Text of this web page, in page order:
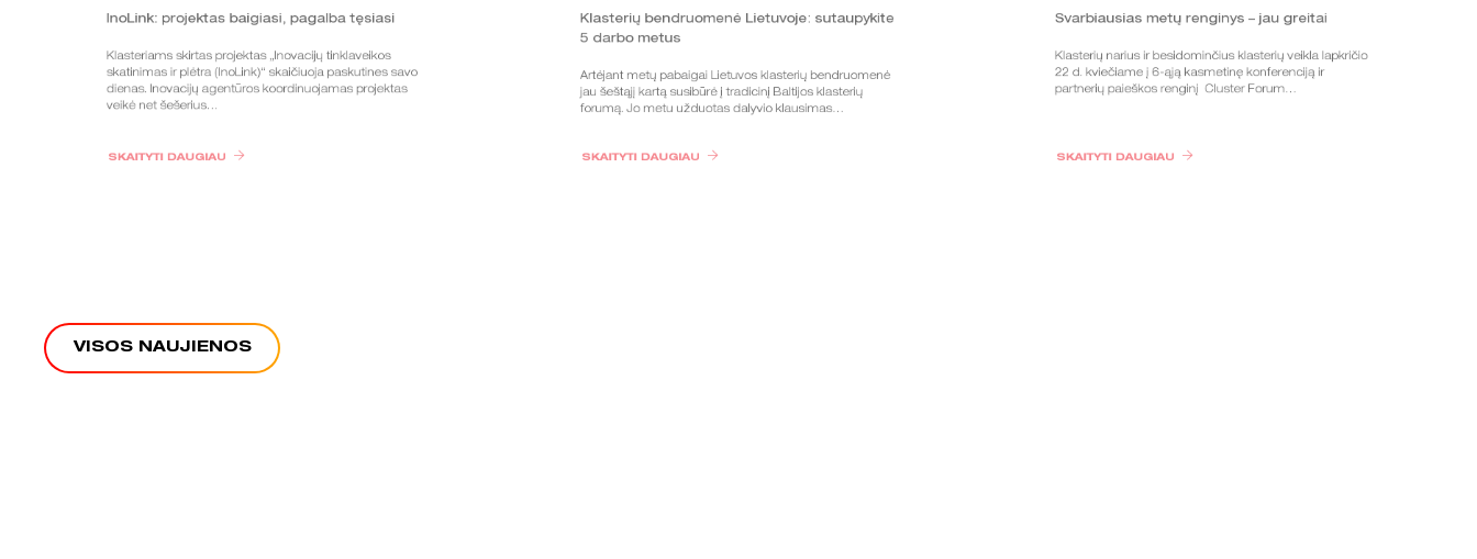
InoLink: projektas baigiasi, pagalba tęsiasi
Klasteriams skirtas projektas „Inovacijų tinklaveikos
skatinimas ir plėtra (InoLink)“ skaičiuoja paskutines savo
Klasterių bendruomenė Lietuvoje: sutaupykite
Artėjant metų pabaigai Lietuvos klasterių bendruomenė
forumą. Jo metu užduotas dalyvio klausimas…
Svarbiausias metų renginys – jau greitai
Klasterių narius ir besidominčius klasterių veikla lapkričio
22 d. kviečiame į 6-ąją kasmetinę konferenciją ir
VISOS NAUJIENOS